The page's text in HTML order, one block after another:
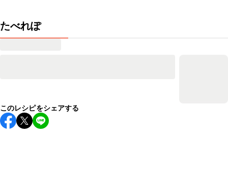
たべれぽ
このレシピをシェアする